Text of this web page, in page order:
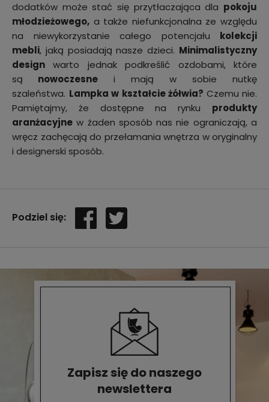
dodatków może stać się przytłaczająca dla pokoju
młodzieżowego, a także niefunkcjonalna ze względu
na niewykorzystanie całego potencjału kolekcji
mebli, jaką posiadają nasze dzieci. Minimalistyczny
design warto jednak podkreślić ozdobami, które
są nowoczesne i mają w sobie nutkę
szaleństwa. Lampka w kształcie żółwia? Czemu nie.
Pamiętajmy, że dostępne na rynku produkty
aranżacyjne w żaden sposób nas nie ograniczają, a
wręcz zachęcają do przełamania wnętrza w oryginalny
i designerski sposób.
Podziel się:
Zapisz się do naszego
newslettera